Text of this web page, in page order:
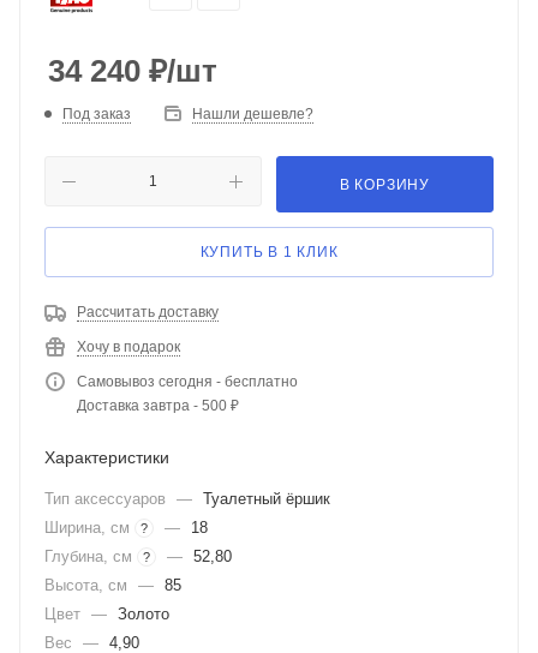
34 240 ₽/шт
Под заказ Нашли дешевле?
В КОРЗИНУ
КУПИТЬ В 1 КЛИК
Рассчитать доставку
Хочу в подарок
Самовывоз сегодня - бесплатно
Доставка завтра - 500 ₽
Характеристики
Тип аксессуаров — Туалетный ёршик
Ширина, см
? —
18
Глубина, см
? — 52,80
Высота, см
— 85
Цвет — Золото
Вес
— 4,90